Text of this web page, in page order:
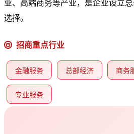
业、高端商务等产业，是企业设立
选择。
招商重点行业
金融服务 总部经济 商务
专业服务